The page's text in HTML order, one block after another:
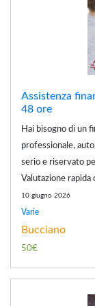
Assistenza
48 ore
Hai bisogno di un
professionale,
serio e riservato
Valutazione
10 giugno 2026
Varie
Bucciano
50€